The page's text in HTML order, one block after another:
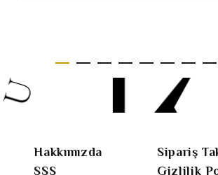
Hakkımızda
Sipariş
SSS
Gizlilik